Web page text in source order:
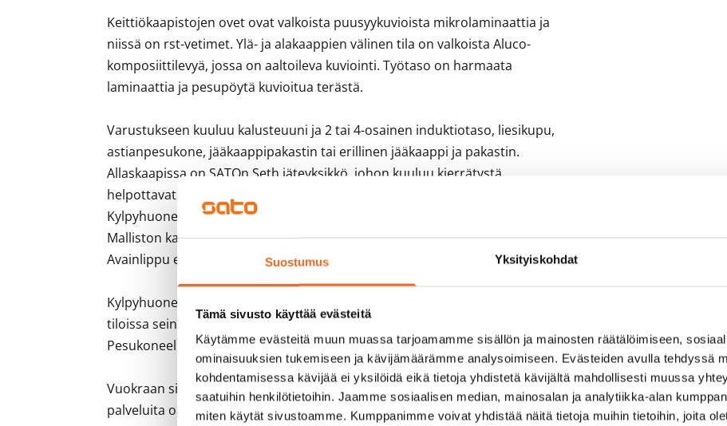
Suostumus Yksityiskohdat
Tämä sivusto käyttää evästeitä
Käytämme evästeitä muun muassa tarjoamamme sisällön ja mainosten räätälöimiseen,
ominaisuuksien tukemiseen ja kävijämäärämme analysoimiseen. Evästeiden avulla tehdyssä
kohdentamisessa kävijää ei yksilöidä eikä tietoja yhdistetä kävijältä mahdollisesti muussa
saatuihin henkilötietoihin. Jaamme sosiaalisen median, mainosalan ja analytiikka-alan
miten käytät sivustoamme. Kumppanimme voivat yhdistää näitä tietoja muihin tietoihin, joita
Keittiökaapistojen ovet ovat valkoista puusyykuvioista mikrolaminaattia ja
niissä on rst-vetimet. Ylä- ja alakaappien välinen tila on valkoista Aluco-
komposiittilevyä, jossa on aaltoileva kuviointi. Työtaso on harmaata
laminaattia ja pesupöytä kuvioitua terästä.
Varustukseen kuuluu kalusteuuni ja 2 tai 4-osainen induktiotaso, liesikupu,
astianpesukone, jääkaappipakastin tai erillinen jääkaappi ja pakastin.
Allaskaapissa on SATOn Seth jäteyksikkö, johon kuuluu kierrätystä
helpottavat värilliset jätesangot.
Kylpyhuoneen ja wc:n kalusteet ovat SATOlle suunniteltua Kide-mallistoa.
Malliston kalusteet on valmistettu Suomessa ja niille on myönnetty sekä
Avainlippu että Design from Finland -merkki.
Kylpyhuoneen seinät ovat valkoista ja harmaata laattaa, erillisissä wc-
tiloissa seinät ovat valkoista laattaa. Lattialaatat ovat harmaita.
Pesukoneelle ja kuivausrummulle on oma paikka ja liitännät valmiina.
Vuokraan sisältyy Telian 50 megan laajakaistayhteys. Lisänopeuksia ja -
palveluita on tilattavissa alennettuun hintaan suoraan Telialta.